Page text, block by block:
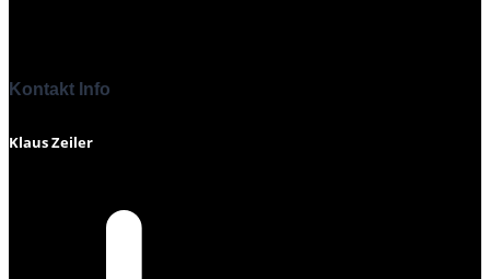
Kontakt Info
Klaus Zeiler